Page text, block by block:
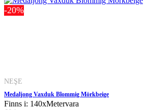
-20%
NEŞE
Medaljong Vaxduk Blommig Mörkbeige
Finns i: 140xMetervara